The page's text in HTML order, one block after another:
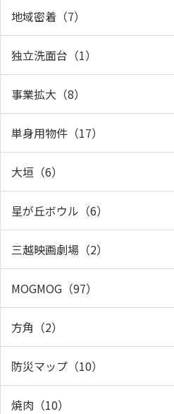
地域密着（7）
独立洗面台（1）
事業拡大（8）
単身用物件（17）
大垣（6）
星が丘ボウル（6）
三越映画劇場（2）
MOGMOG（97）
方角（2）
防災マップ（10）
焼肉（10）